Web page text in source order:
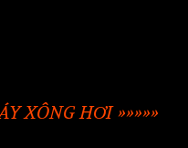
XÔNG HƠI »»»»»